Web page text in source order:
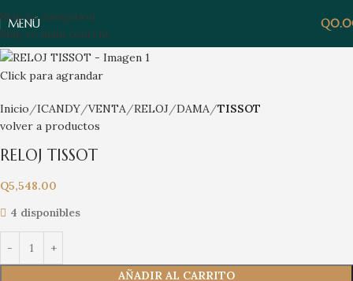
Skip to navigation
Skip to main content
MENÚ Q
Click para agrandar
Inicio ICANDY VENTA RELOJ DAMA TISSOT
volver a productos
RELOJ TISSOT
Q5,548.00
4 disponibles
AÑADIR AL CARRITO